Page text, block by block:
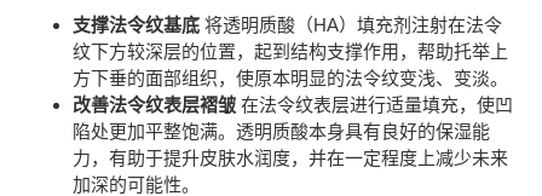
支撑法令纹基底 将透明质酸（HA）填充剂注射在法令
纹下方较深层的位置，起到结构支撑作用，帮助托举上
方下垂的面部组织，使原本明显的法令纹变浅、变淡。
改善法令纹表层褶皱 在法令纹表层进行适量填充，使凹
陷处更加平整饱满。透明质酸本身具有良好的保湿能
力，有助于提升皮肤水润度，并在一定程度上减少未来
加深的可能性。